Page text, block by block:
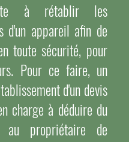
à rétablir les
d'un appareil afin de
toute sécurité, pour
Pour ce faire, un
d'un devis
charge à déduire du
au propriétaire de